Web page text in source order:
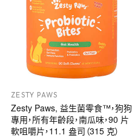
ZESTY PAWS
Zesty Paws, 益生菌零食™，狗狗
專用，所有年齡段，南瓜味，90 片
軟咀嚼片，11.1 盎司（315 克）